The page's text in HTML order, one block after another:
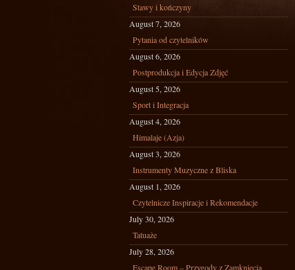
Stawy i kończyny
August 7, 2026
Pytania od czytelników
August 6, 2026
Postprodukcja i Edycja Zdjęć
August 5, 2026
Sport i Integracja
August 4, 2026
Himalaje (Azja)
August 3, 2026
Instrumenty Muzyczne z Bliska
August 1, 2026
Czytelnicze Inspiracje i Rekomendacje
July 30, 2026
Tatuaże
July 28, 2026
Escape Room – Przygody z Zamknięcia